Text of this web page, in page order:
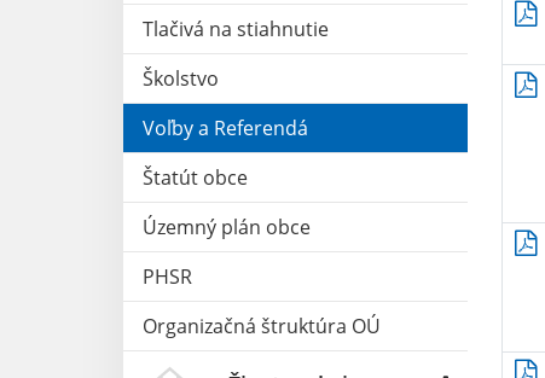
Tlačivá na stiahnutie
Školstvo
Voľby a Referendá
Štatút obce
Územný plán obce
PHSR
Organizačná štruktúra OÚ